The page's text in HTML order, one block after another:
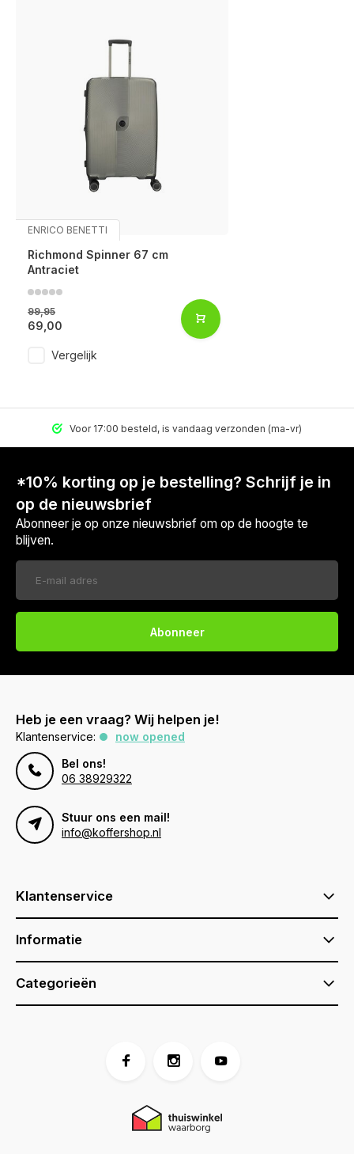
ENRICO BENETTI
Richmond Spinner 67 cm
Antraciet
99,95
69,00
Vergelijk
Voor 17:00 besteld, is vandaag verzonden (ma-vr)
*10% korting op je bestelling? Schrijf je in
op de nieuwsbrief
Abonneer je op onze nieuwsbrief om op de hoogte te
blijven.
Abonneer
Heb je een vraag? Wij helpen je!
Klantenservice:
now opened
Bel ons!
06 38929322
Stuur ons een mail!
info@koffershop.nl
Klantenservice
Informatie
Categorieën